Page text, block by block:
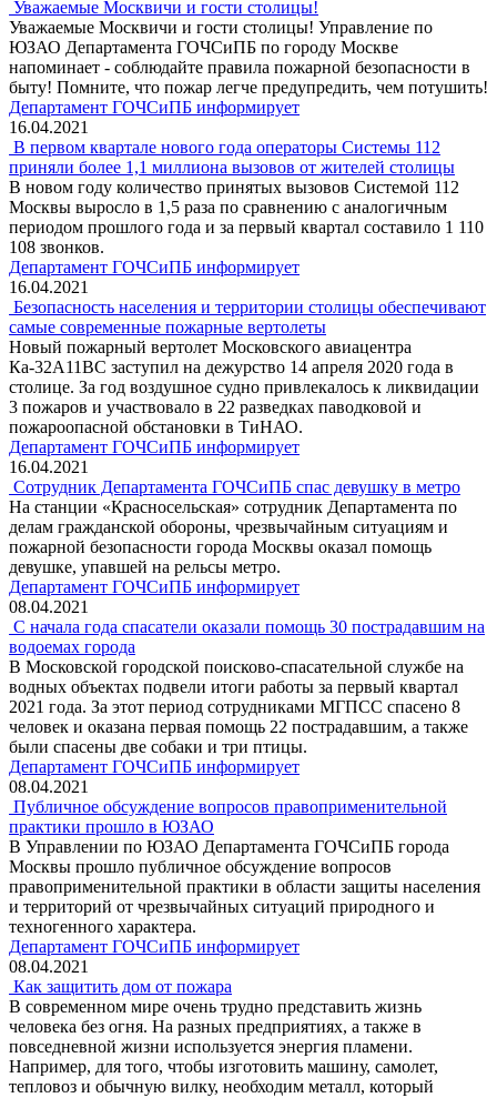
Уважаемые Москвичи и гости столицы!
Уважаемые Москвичи и гости столицы! Управление по
ЮЗАО Департамента ГОЧСиПБ по городу Москве
напоминает - соблюдайте правила пожарной безопасности в
быту! Помните, что пожар легче предупредить, чем потушить!
Департамент ГОЧСиПБ информирует
16.04.2021
В первом квартале нового года операторы Системы 112
приняли более 1,1 миллиона вызовов от жителей столицы
В новом году количество принятых вызовов Системой 112
Москвы выросло в 1,5 раза по сравнению с аналогичным
периодом прошлого года и за первый квартал составило 1 110
108 звонков.
Департамент ГОЧСиПБ информирует
16.04.2021
Безопасность населения и территории столицы обеспечивают
самые современные пожарные вертолеты
Новый пожарный вертолет Московского авиацентра
Ка-32А11ВС заступил на дежурство 14 апреля 2020 года в
столице. За год воздушное судно привлекалось к ликвидации
3 пожаров и участвовало в 22 разведках паводковой и
пожароопасной обстановки в ТиНАО.
Департамент ГОЧСиПБ информирует
16.04.2021
Сотрудник Департамента ГОЧСиПБ спас девушку в метро
На станции «Красносельская» сотрудник Департамента по
делам гражданской обороны, чрезвычайным ситуациям и
пожарной безопасности города Москвы оказал помощь
девушке, упавшей на рельсы метро.
Департамент ГОЧСиПБ информирует
08.04.2021
С начала года спасатели оказали помощь 30 пострадавшим на
водоемах города
В Московской городской поисково-спасательной службе на
водных объектах подвели итоги работы за первый квартал
2021 года. За этот период сотрудниками МГПСС спасено 8
человек и оказана первая помощь 22 пострадавшим, а также
были спасены две собаки и три птицы.
Департамент ГОЧСиПБ информирует
08.04.2021
Публичное обсуждение вопросов правоприменительной
практики прошло в ЮЗАО
В Управлении по ЮЗАО Департамента ГОЧСиПБ города
Москвы прошло публичное обсуждение вопросов
правоприменительной практики в области защиты населения
и территорий от чрезвычайных ситуаций природного и
техногенного характера.
Департамент ГОЧСиПБ информирует
08.04.2021
Как защитить дом от пожара
В современном мире очень трудно представить жизнь
человека без огня. На разных предприятиях, а также в
повседневной жизни используется энергия пламени.
Например, для того, чтобы изготовить машину, самолет,
тепловоз и обычную вилку, необходим металл, который